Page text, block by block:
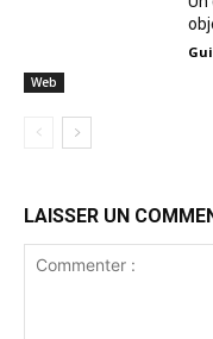
Web
LAISSER UN